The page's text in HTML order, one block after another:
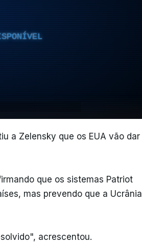
a Zelensky que os EUA vão dar
que os sistemas Patriot
mas prevendo que a Ucrânia
acrescentou.